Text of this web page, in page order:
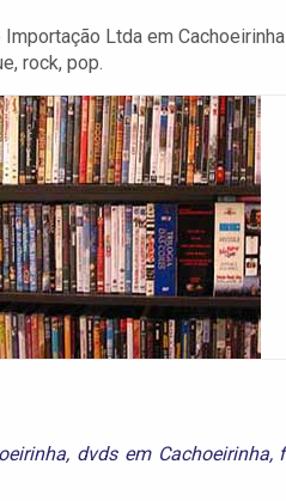
Ltda em
rock, pop.
, dvds em Cachoeirinha,